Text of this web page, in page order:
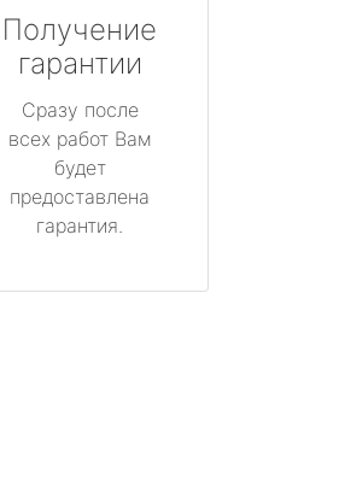
Получение
гарантии
Сразу после
всех работ Вам
будет
предоставлена
гарантия.